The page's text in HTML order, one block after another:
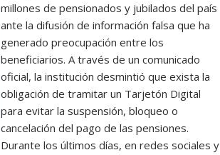
millones de pensionados y jubilados del país
ante la difusión de información falsa que ha
generado preocupación entre los
beneficiarios. A través de un comunicado
oficial, la institución desmintió que exista la
obligación de tramitar un Tarjetón Digital
para evitar la suspensión, bloqueo o
cancelación del pago de las pensiones.
Durante los últimos días, en redes sociales y